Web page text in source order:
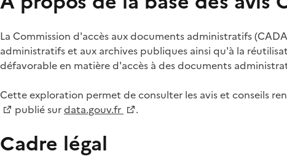
La Commission d'accès aux documents administratifs
administratifs et aux archives publiques ainsi qu'à la
défavorable en matière d'accès à des documents
Cette exploration permet de consulter les avis et conseils
publié surdata.gouv.fr .
Cadre légal